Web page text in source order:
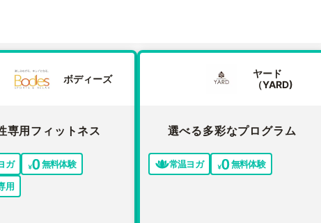
ボディーズ
専用フィットネス
ガ
無料体験
用
ヤード
（YARD)
選べる多彩なプログラム
常温ヨガ 無料体験